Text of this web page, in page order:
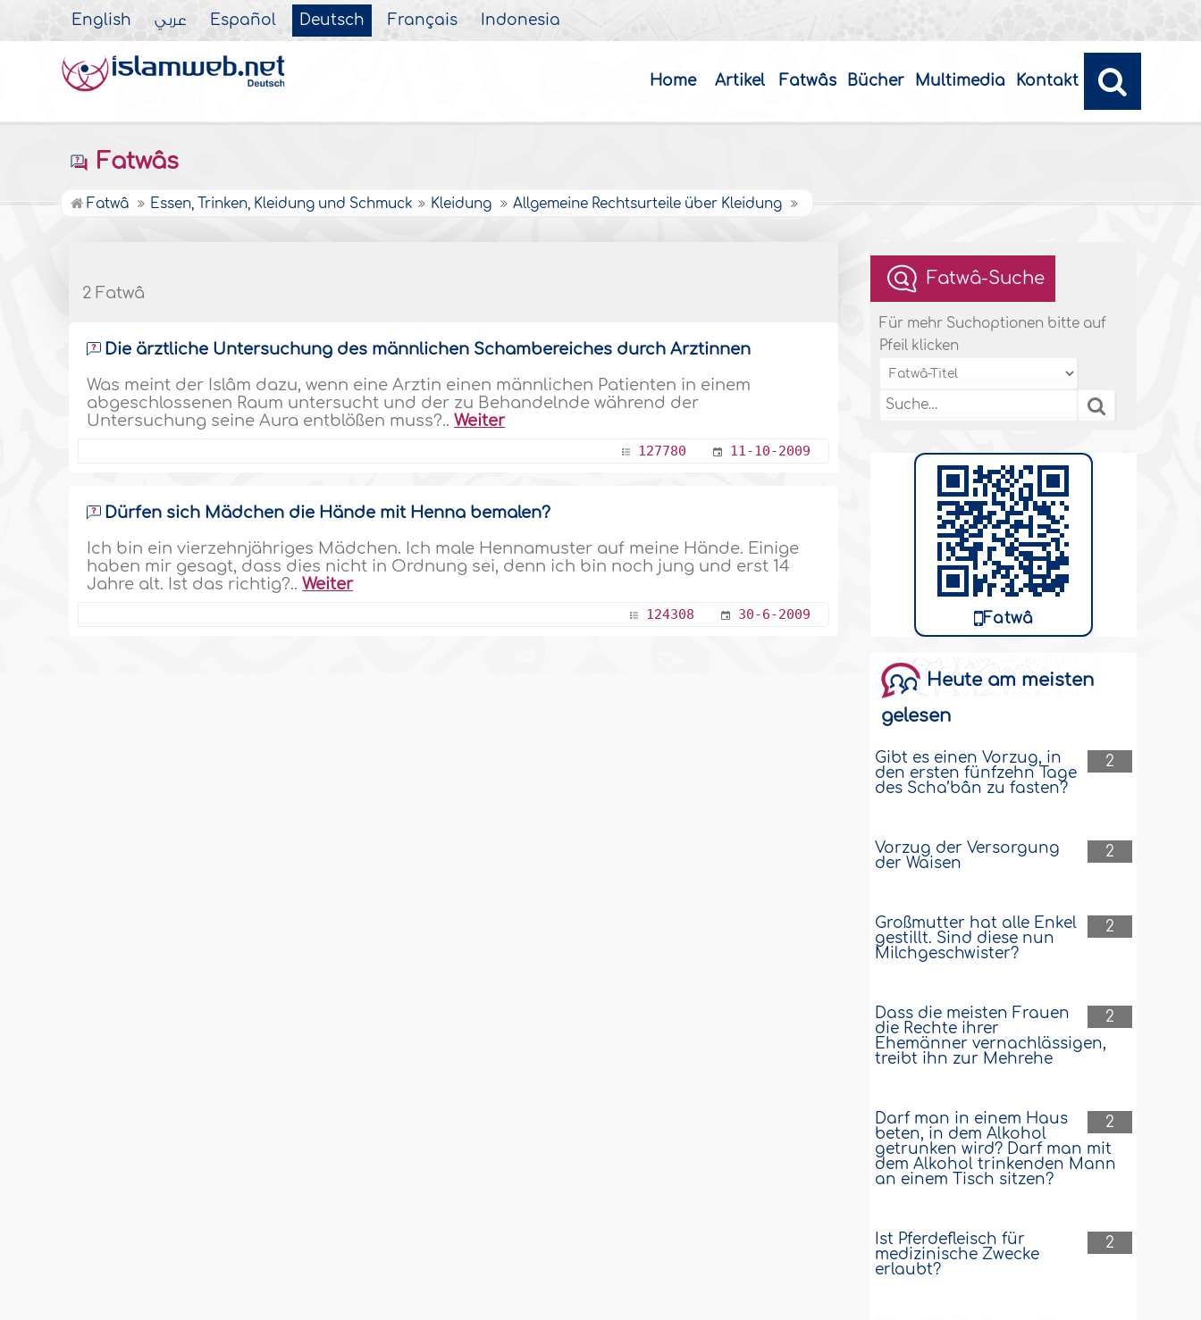
English عربي Español Deutsch Français Indonesia
Home Artikel Fatwâs Bücher Multimedia Kontakt
Fatwâs
Fatwâ Essen, Trinken, Kleidung und Schmuck Kleidung Allgemeine Rechtsurteile über Kleidung
2 Fatwâ
Die ärztliche Untersuchung des männlichen Schambereiches durch Ärztinnen
Was meint der Islâm dazu, wenn eine Ärztin einen männlichen Patienten in einem
abgeschlossenen Raum untersucht und der zu Behandelnde während der
Untersuchung seine Aura entblößen muss?..Weiter
127780 11-10-2009
Dürfen sich Mädchen die Hände mit Henna bemalen?
Ich bin ein vierzehnjähriges Mädchen. Ich male Hennamuster auf meine Hände. Einige
haben mir gesagt, dass dies nicht in Ordnung sei, denn ich bin noch jung und erst 14
Jahre alt. Ist das richtig?..Weiter
124308 30-6-2009
Fatwâ-Suche
Für mehr Suchoptionen bitte auf
Pfeil klicken
Fatwâ
Heute am meisten
gelesen
2
Gibt es einen Vorzug, in
den ersten fünfzehn Tage
des Scha’bân zu fasten?
2
Vorzug der Versorgung
der Waisen
2
Großmutter hat alle Enkel
gestillt. Sind diese nun
Milchgeschwister?
2
Dass die meisten Frauen
die Rechte ihrer
Ehemänner vernachlässigen,
treibt ihn zur Mehrehe
2
Darf man in einem Haus
beten, in dem Alkohol
getrunken wird? Darf man mit
dem Alkohol trinkenden Mann
an einem Tisch sitzen?
2
Ist Pferdefleisch für
medizinische Zwecke
erlaubt?